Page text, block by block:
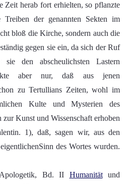
Zeit herab fort erhielten, so pflanzte
Treiben der genannten Sekten im
bloß die Kirche, sondern auch die
gegen sie ein, da sich der Ruf
den abscheulichsten Lastern
aber nur, daß aus jenen
zu Tertullians Zeiten, wohl im
Kulte und Mysterien des
Kunst und Wissenschaft erhoben
1), daß, sagen wir, aus den
des Wortes wurden.
Bd. II Humanitätund